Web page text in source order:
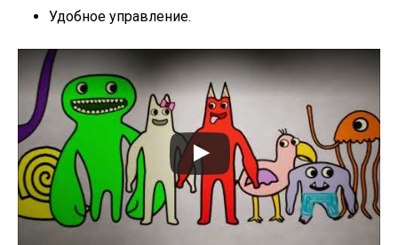
Удобное управление.